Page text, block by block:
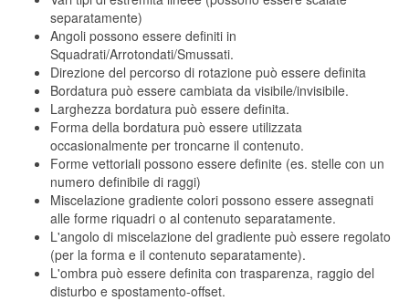
separatamente)
Angoli possono essere definiti in
Squadrati/Arrotondati/Smussati.
Direzione del percorso di rotazione può essere definita
Bordatura può essere cambiata da visibile/invisibile.
Larghezza bordatura può essere definita.
Forma della bordatura può essere utilizzata
occasionalmente per troncarne il contenuto.
Forme vettoriali possono essere definite (es. stelle con un
numero definibile di raggi)
Miscelazione gradiente colori possono essere assegnati
alle forme riquadri o al contenuto separatamente.
L'angolo di miscelazione del gradiente può essere regolato
(per la forma e il contenuto separatamente).
L'ombra può essere definita con trasparenza, raggio del
disturbo e spostamento-offset.